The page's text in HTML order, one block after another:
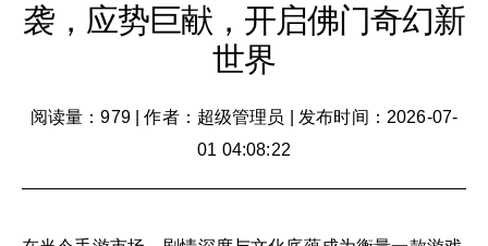
袭，应势巨献，开启佛门奇幻新
世界
阅读量：979|作者：超级管理员
发布时间：2026-07-
01 04:08:22